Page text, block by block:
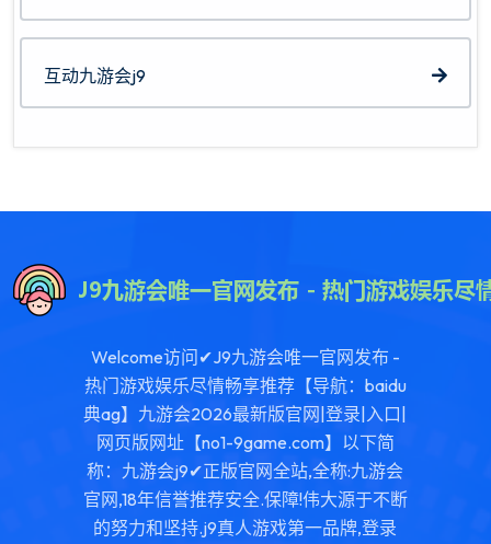
互动九游会j9
Welcome访问✔J9九游会唯一官网发布 -
热门游戏娱乐尽情畅享推荐【导航：baidu
典ag】九游会2026最新版官网|登录|入口|
网页版网址【no1-9game.com】以下简
称：九游会j9✔正版官网全站,全称:九游会
官网,18年信誉推荐安全.保障!伟大源于不断
的努力和坚持.j9真人游戏第一品牌,登录